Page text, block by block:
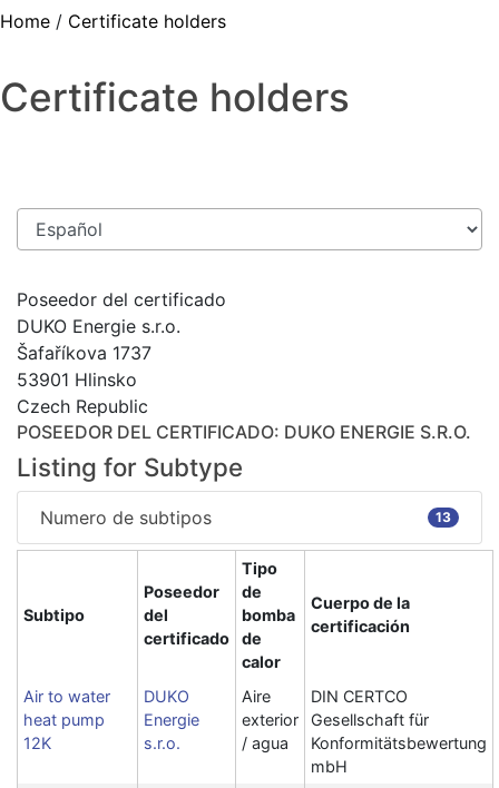
Home / Certificate holders
Certificate holders
Poseedor del certificado
DUKO Energie s.r.o.
Šafaříkova 1737
53901 Hlinsko
Czech Republic
POSEEDOR DEL CERTIFICADO: DUKO ENERGIE S.R.O.
Listing for Subtype
Numero de subtipos 13
Subtipo
Poseedor
del
certificado
Tipo
de
bomba
de
calor
Cuerpo de la
certificación
Air to water
heat pump
12K
DUKO
Energie
s.r.o.
Aire
exterior
/ agua
DIN CERTCO
Gesellschaft für
Konformitätsbewertung
mbH